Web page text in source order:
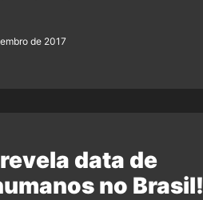
de 2017
data de
no Brasil!